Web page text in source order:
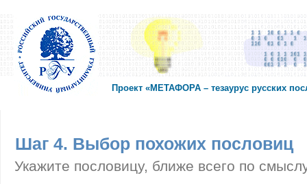
Проект «МЕТАФОРА – тезаурус русских
Шаг 4. Выбор похожих пословиц
Укажите пословицу, ближе всего по